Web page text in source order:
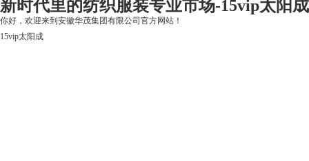
新时代里的纺织服装专业市场-15vip太阳成
你好，欢迎来到安徽华茂集团有限公司官方网站！
15vip太阳成